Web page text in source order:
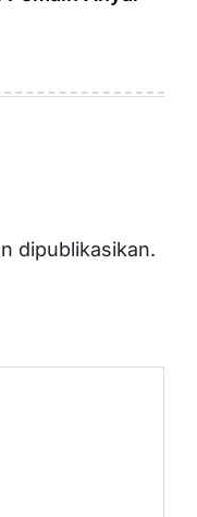
dipublikasikan.